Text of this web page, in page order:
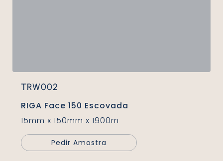
TRW002
RIGA Face 150 Escovada
15mm x 150mm x 1900m
Pedir Amostra